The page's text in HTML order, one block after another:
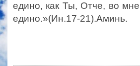
едино, как Ты, Отче, во
едино.»(Ин.17-21).Аминь.